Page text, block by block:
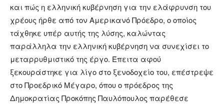
και πώς η ελληνική κυβέρνηση για την ελάφρυνση του
χρέους ήρθε από τον Αμερικανό Πρόεδρο, ο οποίος
τάχθηκε υπέρ αυτής της λύσης, καλώντας
παράλληλα την ελληνική κυβέρνηση να συνεχίσει το
μεταρρυθμιστικό της έργο. Έπειτα αφού
ξεκουράστηκε για λίγο στο ξενοδοχείο του, επέστρεψε
στο Προεδρικό Μέγαρο, όπου ο πρόεδρος της
Δημοκρατίας Προκόπης Παυλόπουλος παρέθεσε